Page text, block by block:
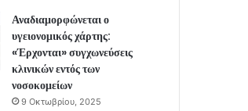
Αναδιαμορφώνεται ο
υγειονομικός χάρτης:
«Έρχονται» συγχωνεύσεις
κλινικών εντός των
νοσοκομείων
9 Οκτωβρίου, 2025